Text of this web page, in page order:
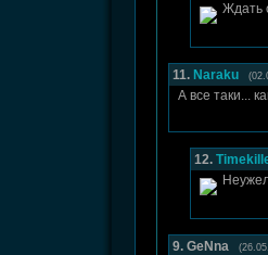
Ждать
11. Naraku
А все таки...
12.
9. GeNna